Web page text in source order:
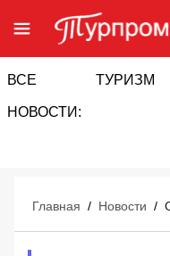
ВСЕ
НОВОСТИ:
ТУРИЗМ
Главная / Новости /